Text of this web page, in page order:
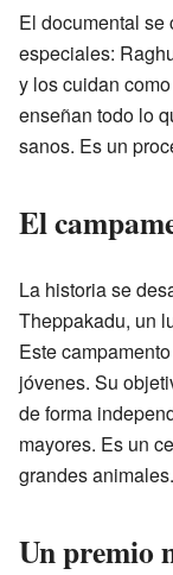
El documental se
especiales:
y los cuidan
enseñan todo lo
sanos. Es un
El
La historia se
Theppakadu, un
Este
jóvenes. Su
de forma
mayores. Es un
grandes animales.
Un premio